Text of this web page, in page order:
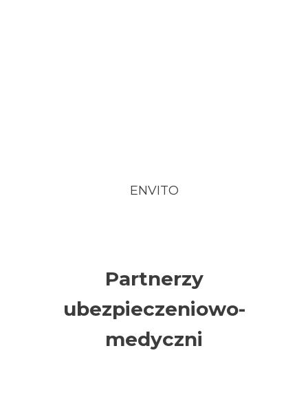
ENVITO
Partnerzy
ubezpieczeniowo-
medyczni